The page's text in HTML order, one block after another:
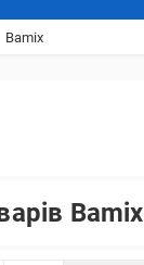
Bamix
Bamix